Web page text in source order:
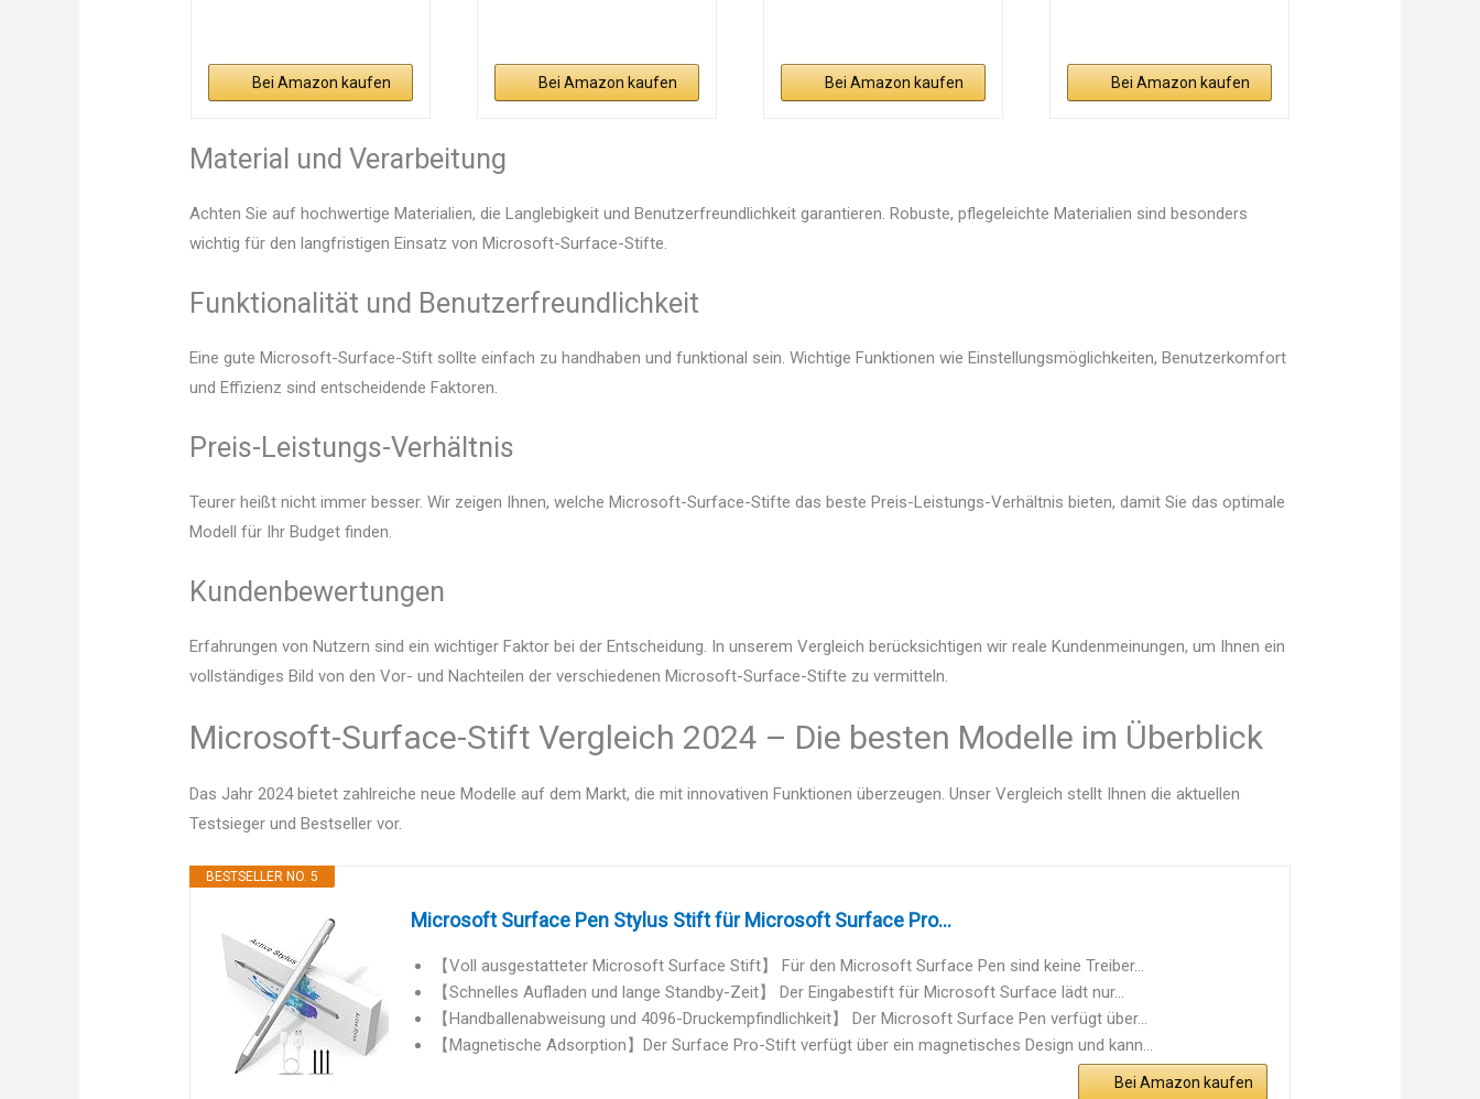
Bei Amazon kaufen Bei Amazon kaufen Bei Amazon kaufen Bei Amazon kaufen
Material und Verarbeitung
Achten Sie auf hochwertige Materialien, die Langlebigkeit und Benutzerfreundlichkeit garantieren. Robuste, pflegeleichte Materialien sind besonders
wichtig für den langfristigen Einsatz von Microsoft-Surface-Stifte.
Funktionalität und Benutzerfreundlichkeit
Eine gute Microsoft-Surface-Stift sollte einfach zu handhaben und funktional sein. Wichtige Funktionen wie Einstellungsmöglichkeiten, Benutzerkomfort
und Effizienz sind entscheidende Faktoren.
Preis-Leistungs-Verhältnis
Teurer heißt nicht immer besser. Wir zeigen Ihnen, welche Microsoft-Surface-Stifte das beste Preis-Leistungs-Verhältnis bieten, damit Sie das optimale
Modell für Ihr Budget finden.
Kundenbewertungen
Erfahrungen von Nutzern sind ein wichtiger Faktor bei der Entscheidung. In unserem Vergleich berücksichtigen wir reale Kundenmeinungen, um Ihnen ein
vollständiges Bild von den Vor- und Nachteilen der verschiedenen Microsoft-Surface-Stifte zu vermitteln.
Microsoft-Surface-Stift Vergleich 2024 – Die besten Modelle im Überblick
Das Jahr 2024 bietet zahlreiche neue Modelle auf dem Markt, die mit innovativen Funktionen überzeugen. Unser Vergleich stellt Ihnen die aktuellen
Testsieger und Bestseller vor.
BESTSELLER NO. 5
Microsoft Surface Pen Stylus Stift für Microsoft Surface Pro...
【Voll ausgestatteter Microsoft Surface Stift】 Für den Microsoft Surface Pen sind keine Treiber...
【Schnelles Aufladen und lange Standby-Zeit】 Der Eingabestift für Microsoft Surface lädt nur...
【Handballenabweisung und 4096-Druckempfindlichkeit】 Der Microsoft Surface Pen verfügt über...
【Magnetische Adsorption】Der Surface Pro-Stift verfügt über ein magnetisches Design und kann...
Bei Amazon kaufen